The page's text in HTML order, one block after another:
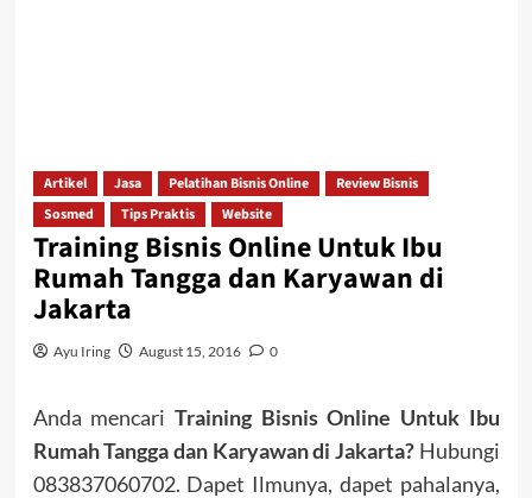
Artikel Jasa Pelatihan Bisnis Online
Review Bisnis
Sosmed
Tips Praktis Website
Training Bisnis Online Untuk Ibu
Rumah Tangga dan Karyawan di
Jakarta
Ayu Iring August 15, 2016 0
Anda mencari Training Bisnis Online Untuk Ibu
Rumah Tangga dan Karyawan di Jakarta?Hubungi
083837060702. Dapet Ilmunya, dapet pahalanya,